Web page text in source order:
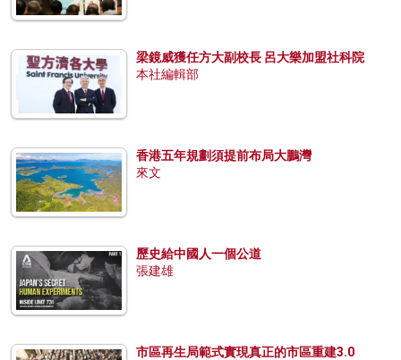
梁鏡威獲任方大副校長 呂大樂加盟社科院
本社編輯部
香港五年規劃須提前布局大鵬灣
來文
歷史給中國人一個公道
張建雄
市區再生局範式實現真正的市區重建3.0